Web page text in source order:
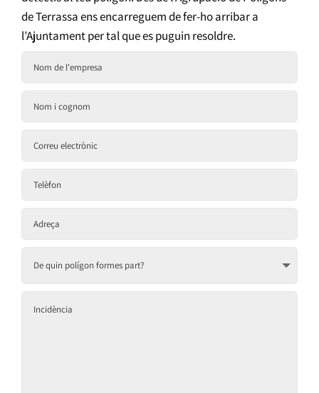
de Terrassa ens encarreguem de fer-ho arribar a
l’Ajuntament per tal que es puguin resoldre.